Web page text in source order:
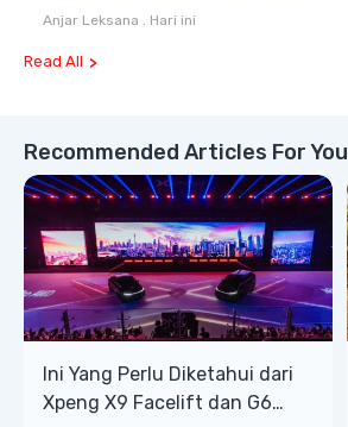
Stok Terbatas
Anjar Leksana . Hari ini
Read All
Recommended Articles For You
Ini Yang Perlu Diketahui dari
Xpeng X9 Facelift dan G6